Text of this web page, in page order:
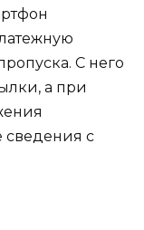
С него
а при
с